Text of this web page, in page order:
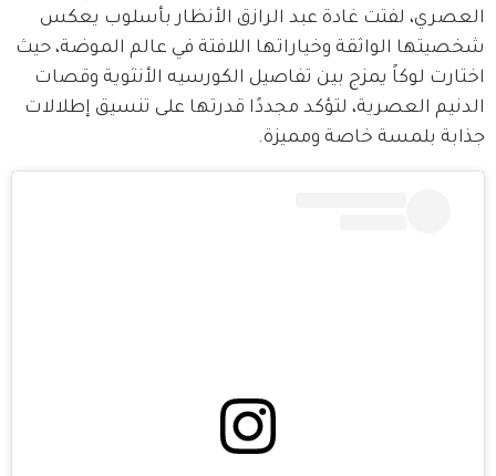
العصري، لفتت غادة عبد الرازق الأنظار بأسلوب يعكس
شخصيتها الواثقة وخياراتها اللافتة في عالم الموضة، حيث
اختارت لوكاً يمزج بين تفاصيل الكورسيه الأنثوية وقصات
الدنيم العصرية، لتؤكد مجددًا قدرتها على تنسيق إطلالات
جذابة بلمسة خاصة ومميزة.